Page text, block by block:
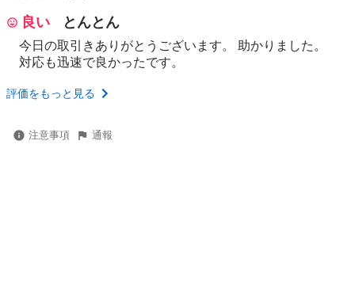
良い
とんとん
今日の取引きありがとうございます。 助かりました。
対応も迅速で良かったです。
評価をもっと見る
注意事項 通報